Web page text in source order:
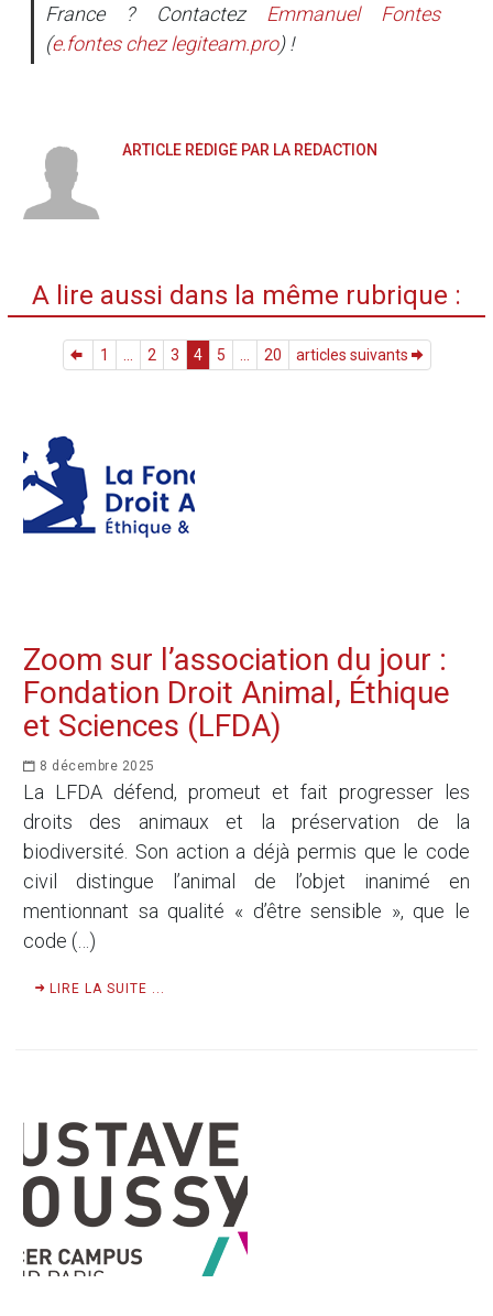
France ? Contactez
Emmanuel Fontes
(e.fonteschezlegiteam.pro) !
ARTICLE RÉDIGÉ PAR LA RÉDACTION
A lire aussi dans la même rubrique :
1 2 3 4 5 20 articles suivants
Zoom sur l’association du jour :
Fondation Droit Animal, Éthique
et Sciences (LFDA)
8 décembre 2025
La LFDA défend, promeut et fait progresser les
droits des animaux et la préservation de la
biodiversité. Son action a déjà permis que le code
civil distingue l’animal de l’objet inanimé en
mentionnant sa qualité « d’être sensible », que le
code (…)
LIRE LA SUITE ...